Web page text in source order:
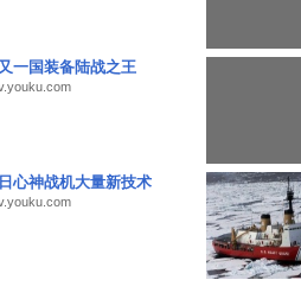
又一国装备陆战之王
日心神战机大量新技术